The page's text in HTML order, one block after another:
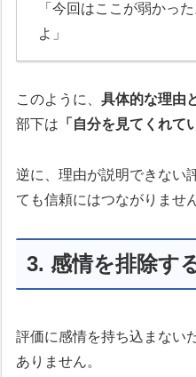
「今回はここが弱かっ
よ」
このように、具体的な理由
部下は 「自分を見てくれて
逆に、理由が説明できない
ても信頼にはつながりませ
3. 感情を排除す
評価に感情を持ち込まない
ありません。